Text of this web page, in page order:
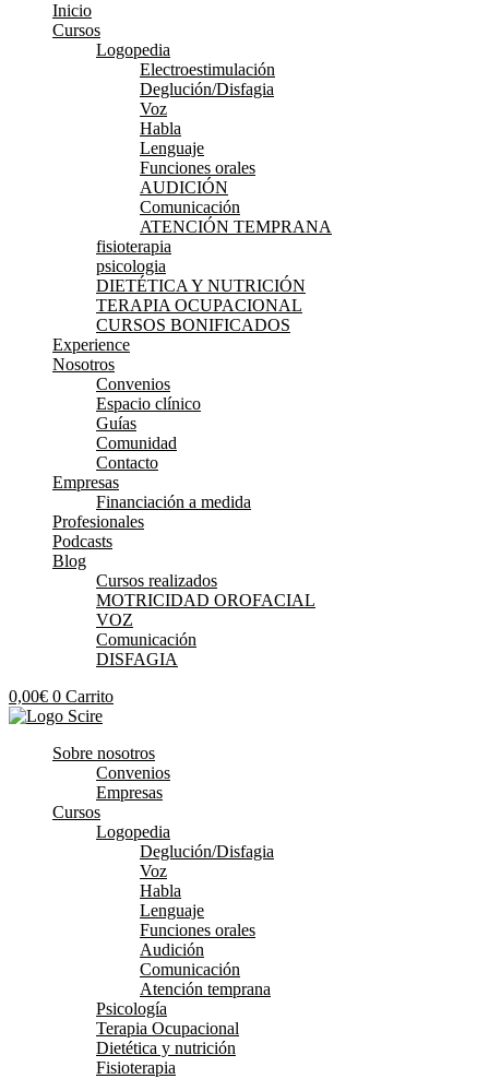
Inicio
Cursos
Logopedia
Electroestimulación
Deglución/Disfagia
Voz
Habla
Lenguaje
Funciones orales
AUDICIÓN
Comunicación
ATENCIÓN TEMPRANA
fisioterapia
psicologia
DIETÉTICA Y NUTRICIÓN
TERAPIA OCUPACIONAL
CURSOS BONIFICADOS
Experience
Nosotros
Convenios
Espacio clínico
Guías
Comunidad
Contacto
Empresas
Financiación a medida
Profesionales
Podcasts
Blog
Cursos realizados
MOTRICIDAD OROFACIAL
VOZ
Comunicación
DISFAGIA
0,00€ 0 Carrito
Sobre nosotros
Convenios
Empresas
Cursos
Logopedia
Deglución/Disfagia
Voz
Habla
Lenguaje
Funciones orales
Audición
Comunicación
Atención temprana
Psicología
Terapia Ocupacional
Dietética y nutrición
Fisioterapia